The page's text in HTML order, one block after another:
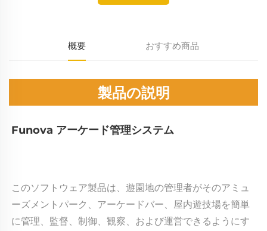
概要 おすすめ商品
製品の説明
Funova アーケード管理システム
このソフトウェア製品は、遊園地の管理者がそのアミュ
ーズメントパーク、アーケードバー、屋内遊技場を簡単
に管理、監督、制御、観察、および運営できるようにす